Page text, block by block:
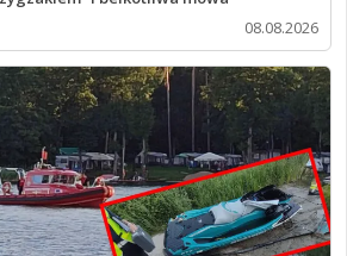
08.08.2026